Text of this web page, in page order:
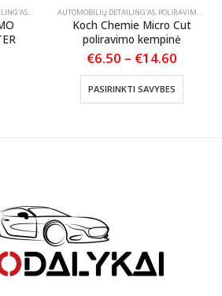
,ŠEPEČIAI / TEPTUKAI
AUTOMOBILIŲ DETAILING'AS, POLIRAVIMO PADAI
Koch Chemie Micro Cut
poliravimo kempinė
€6.50 – €14.60
€14.60
PASIRINKTI SAVYBES
This product has multiple variants. The options may be chosen on the product page